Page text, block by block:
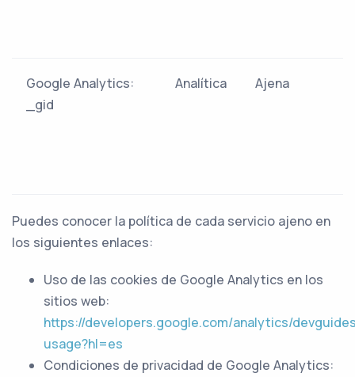
Google Analytics:
_gid
Analítica Ajena
Puedes conocer la política de cada servicio ajeno en
los siguientes enlaces:
Uso de las cookies de Google Analytics en los
sitios web:
https://developers.google.com/analytics/
usage?hl=es
Condiciones de privacidad de Google Analytics: